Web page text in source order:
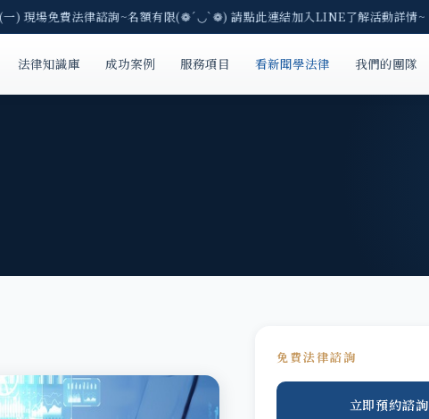
場免費法律諮詢~名額有限(❁´◡`❁) 請點此連結加入LINE了解活動詳情~
法律知識庫 成功案例 服務項目 看新聞學法律 我們的團隊
免費法律諮詢
立即預約諮詢